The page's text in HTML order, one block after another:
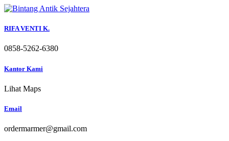
Skip
content
RIFA VENTI K.
0858-5262-6380
Kantor Kami
Lihat Maps
Email
ordermarmer@gmail.com